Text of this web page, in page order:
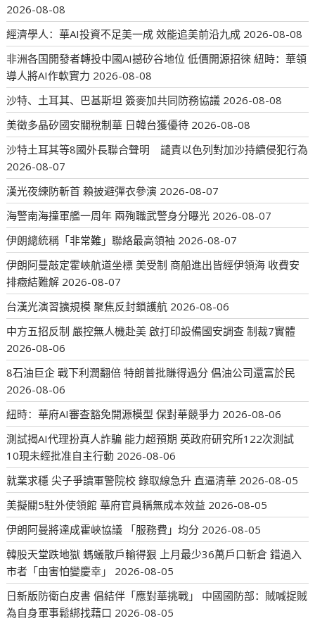
2026-08-08
經濟學人：華AI投資不足美一成 效能追美前沿九成 2026-08-08
非洲各国開發者轉投中國AI撼矽谷地位 低價開源招徠 紐時：華領
導人將AI作軟實力 2026-08-08
沙特、土耳其、巴基斯坦 簽麥加共同防務協議 2026-08-08
美徵多晶矽國安關稅制華 日韓台獲優待 2026-08-08
沙特土耳其等8國外長聯合聲明 譴責以色列對加沙持續侵犯行為
2026-08-07
漢光夜練防斬首 賴披避彈衣參演 2026-08-07
海警南海撞軍艦一周年 兩殉職武警身分曝光 2026-08-07
伊朗總統稱「非常難」聯絡最高領袖 2026-08-07
伊朗阿曼敲定霍峽航道坐標 美受制 商船進出皆經伊領海 收費安
排癥結難解 2026-08-07
台漢光演習擴規模 聚焦反封鎖護航 2026-08-06
中方五招反制 嚴控無人機赴美 啟打印設備國安調查 制裁7實體
2026-08-06
8石油巨企 戰下利潤翻倍 特朗普批賺得過分 倡油公司還富於民
2026-08-06
紐時：華府AI審查豁免開源模型 保對華競爭力 2026-08-06
測試揭AI代理扮真人詐騙 能力超預期 英政府研究所122次測試
10現未經批准自主行動 2026-08-06
就業求穩 尖子爭讀軍警院校 錄取線急升 直逼清華 2026-08-05
美擬關5駐外使領館 華府官員稱無成本效益 2026-08-05
伊朗阿曼將達成霍峽協議 「服務費」均分 2026-08-05
韓股天堂跌地獄 螞蟻散戶輸得狠 上月最少36萬戶口斬倉 錯過入
市者「由害怕變慶幸」
2026-08-05
日新版防衛白皮書 倡結伴「應對華挑戰」 中國國防部：賊喊捉賊
為自身軍事鬆綁找藉口 2026-08-05